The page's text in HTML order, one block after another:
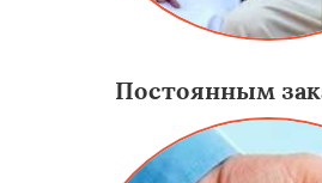
Постоянным